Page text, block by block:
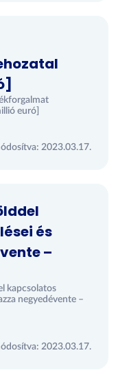
euró]
2023.03.17.
és
–
kapcsolatos
negyedévente –
2023.03.17.